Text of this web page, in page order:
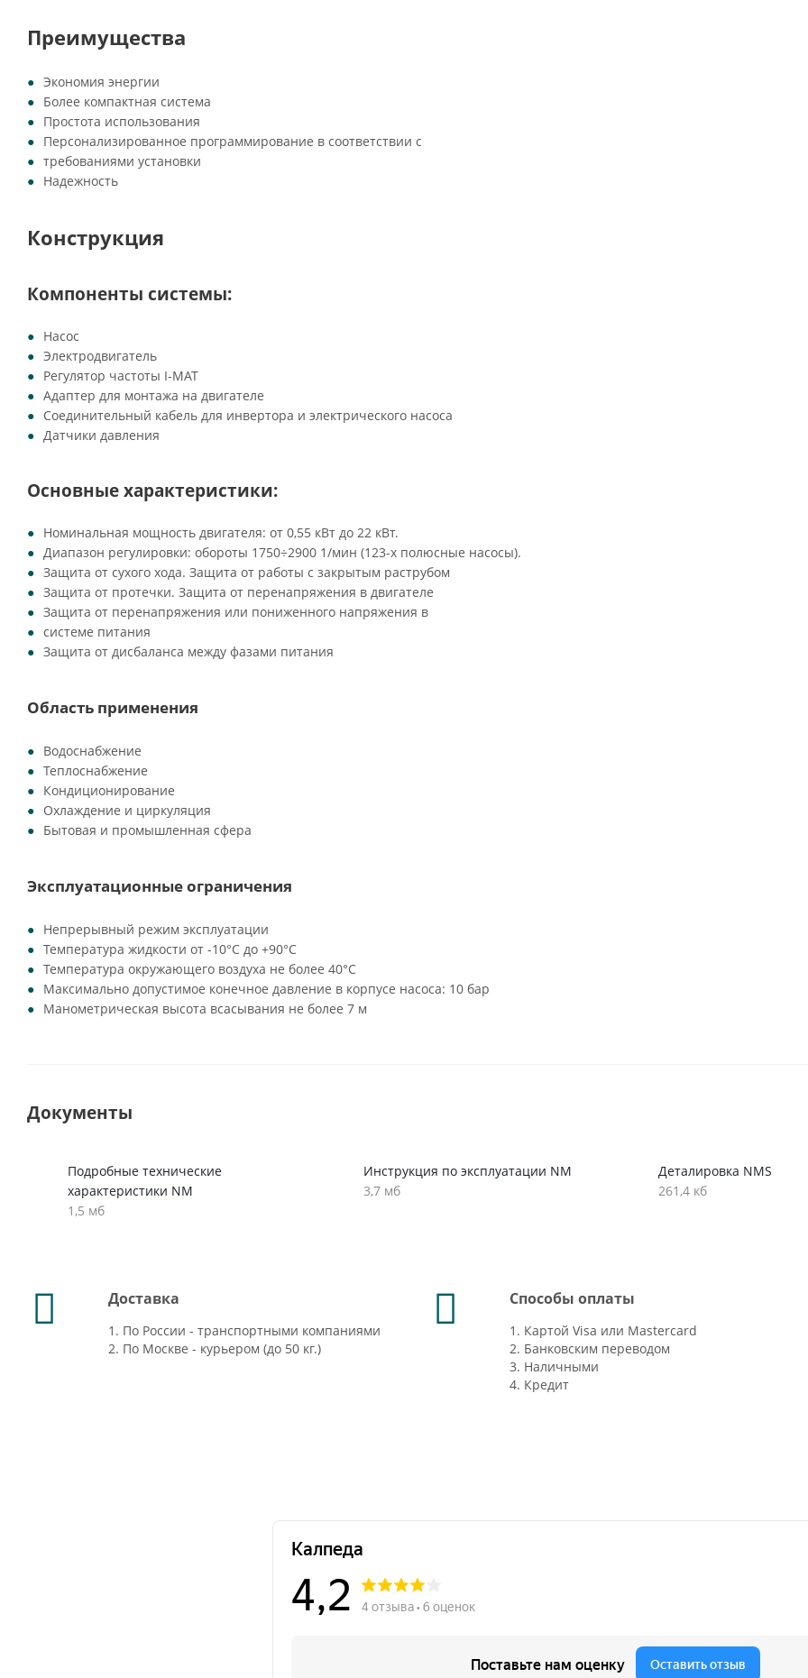
Преимущества
Экономия энергии
Более компактная система
Простота использования
Персонализированное программирование в соответствии с
требованиями установки
Надежность
Конструкция
Компоненты системы:
Насос
Электродвигатель
Регулятор частоты I-MAT
Адаптер для монтажа на двигателе
Соединительный кабель для инвертора и электрического насоса
Датчики давления
Основные характеристики:
Номинальная мощность двигателя: от 0,55 кВт до 22 кВт.
Диапазон регулировки: обороты 1750÷2900 1/мин (123-х полюсные насосы).
Защита от сухого хода. Защита от работы с закрытым раструбом
Защита от протечки. Защита от перенапряжения в двигателе
Защита от перенапряжения или пониженного напряжения в
системе питания
Защита от дисбаланса между фазами питания
Область применения
Водоснабжение
Теплоснабжение
Кондиционирование
Охлаждение и циркуляция
Бытовая и промышленная сфера
Эксплуатационные ограничения
Непрерывный режим эксплуатации
Температура жидкости от -10°C до +90°C
Температура окружающего воздуха не более 40°C
Максимально допустимое конечное давление в корпусе насоса: 10 бар
Манометрическая высота всасывания не более 7 м
Документы
Подробные технические
характеристики NM
1,5 мб
Инструкция по эксплуатации NM
3,7 мб
Деталировка NMS
261,4 кб
Доставка
1. По России - транспортными компаниями
2. По Москве - курьером (до 50 кг.)
Способы оплаты
1. Картой Visa или Mastercard
2. Банковским переводом
3. Наличными
4. Кредит